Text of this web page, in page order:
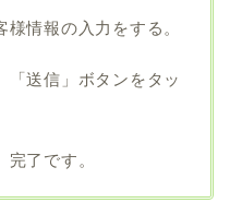
情報の入力をする。
「送信」ボタンをタッ
了です。